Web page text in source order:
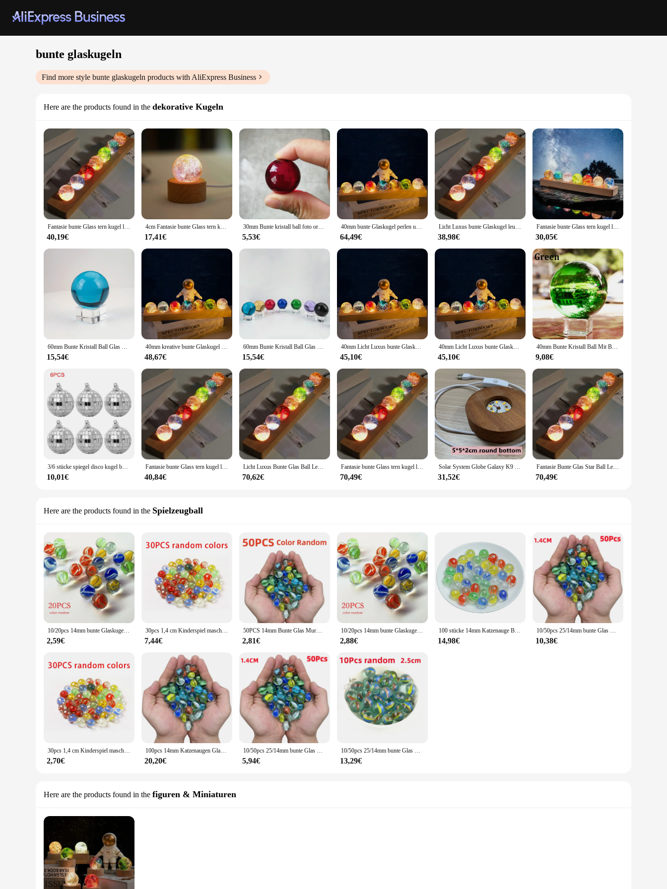
bunte glaskugeln
Find more style bunte glaskugeln products with AliExpress Business
Here are the products found in the dekorative Kugeln
Fantasie bunte Glass tern kugel leuchtende Planet Astronomie Planeten Ball fantastischen Stil Haupt dekoration kosmisches Modell Geschenk
40,19€
4cm Fantasie bunte Glass tern kugel leuchtender Planet Astronomie Planeten Ball fantastischen Stil Haupt dekoration kosmisches Modell Geschenk
17,41€
30mm Bunte kristall ball foto ornament magie glas kugel für geschenk souvenir dekoration
5,53€
40mm bunte Glaskugel perlen und sieben Sterne Formation kreative Geburtstags geschenk Dekor Kristall kugel Nachtlicht Tischplatte Dekor
64,49€
Licht Luxus bunte Glaskugel leuchtenden Planeten Wohnkultur Kristall Handwerk kosmischen Modell Geschenk
38,98€
Fantasie bunte Glass tern kugel leuchtende Planet Astronomie Planeten Ball fantastischen Stil Haupt dekoration kosmisches Modell Geschenk
30,05€
60mm Bunte Kristall Ball Glas Sphere Anzeige Globe Briefbeschwerer Heilende Meditation Ball mit Clear Stand für Home Dekoration
15,54€
40mm kreative bunte Glaskugel perlen und Sieben-Sterne-Formation Geburtstags geschenk dekor Kristall kugel Nachtlicht Tisch dekoration
48,67€
60mm Bunte Kristall Ball Glas Sphere Anzeige Globe Briefbeschwerer Heilende Meditation Ball mit Clear Stand für Home Dekoration
15,54€
40mm Licht Luxus bunte Glaskugel leuchtenden Planeten Wohnkultur Kristall Handwerk kosmische Modell Geschenk Fantasie buntes Glas
45,10€
40mm Licht Luxus bunte Glaskugel leuchtenden Planeten Wohnkultur Kristall Handwerk kosmischen Modell Geschenk
45,10€
40mm Bunte Kristall Ball Mit Basis Glas Magische Kugel Globe Fotografie Dekoration Ball Dekoration
9,08€
3/6 stücke spiegel disco kugel bühnen licht rotierende glaskugel große party dekorationen bar dj beleuchtung reflexion bunte spiegel kugel
10,01€
Fantasie bunte Glass tern kugel leuchtende Planet Astronomie Planeten Ball fantastischen Stil Haupt dekoration kosmisches Modell Geschenk
40,84€
Licht Luxus Bunte Glas Ball Leucht Planet Home Decor Kristall Handwerk Cosmic Modell Geschenk
70,62€
Fantasie bunte Glass tern kugel leuchtende Planet Astronomie Planeten Ball fantastischen Stil Haupt dekoration kosmisches Modell Geschenk
70,49€
Solar System Globe Galaxy K9 Kristall Ball 3D Laser Gravierte Astronomie Planeten Ball Fantastische Stil Wohnkultur Cosmic Modell Geschenk
31,52€
Fantasie Bunte Glas Star Ball Leucht Planet Astronomie Planeten Ball Fantastische Stil Zu Hause Dekoration Cosmic Modell Geschenk
70,49€
Here are the products found in the Spielzeugball
10/20pcs 14mm bunte Glaskugeln Murmeln Flipper Maschine Spiel Vase Aquarium Aquarium Füller Home Dekoration Spielzeug für Kinder
2,59€
30pcs 1,4 cm Kinderspiel maschine Dame Yoyo Bälle farbige Glasperlen Aquarium Dekoration Perlen Glaskugeln Spiel Flipper
7,44€
50PCS 14mm Bunte Glas Murmeln Spielzeug Kinder Marmor Kugeln Run Spiel Solitaire Spielzeug Accs Vase Füllstoff & Aquarium hause Spielzeug Geschenk
2,81€
10/20pcs 14mm bunte Glaskugeln Murmeln Flipper Maschine Spiel Vase Aquarium Aquarium Füller Home Dekoration Spielzeug für Kinder
2,88€
100 stücke 14mm Katzenauge Blütenblatt Glas Marmor Katapult Marmor farbiges Muster Glasperlen transparente Marmor kugel Kinderspiel zeug
14,98€
10/50pcs 25/14mm bunte Glas murmeln Spielzeug Kinder Marmor kugeln laufen Spiel Solitaire Spielzeug accs Vase Füller & Aquarium nach Hause Spielzeug Geschenk
10,38€
30pcs 1,4 cm Kinderspiel maschine Dame Yoyo Bälle farbige Glasperlen Aquarium Dekoration Perlen Glaskugeln Spiel Flipper
2,70€
100pcs 14mm Katzenaugen Glas Shooter & Murmeln bunt gemusterte Glasperlen klare Marmor kugeln Kinder Spielzeug
20,20€
10/50pcs 25/14mm bunte Glas murmeln Spielzeug Kinder Marmor kugeln laufen Spiel Solitaire Spielzeug accs Vase Füller & Aquarium nach Hause Spielzeug Geschenk
5,94€
10/50pcs 25/14mm bunte Glas murmeln Spielzeug Kinder Marmor kugeln laufen Spiel Solitaire Spielzeug accs Vase Füller & Aquarium nach Hause Spielzeug Geschenk
13,29€
Here are the products found in the figuren & Miniaturen